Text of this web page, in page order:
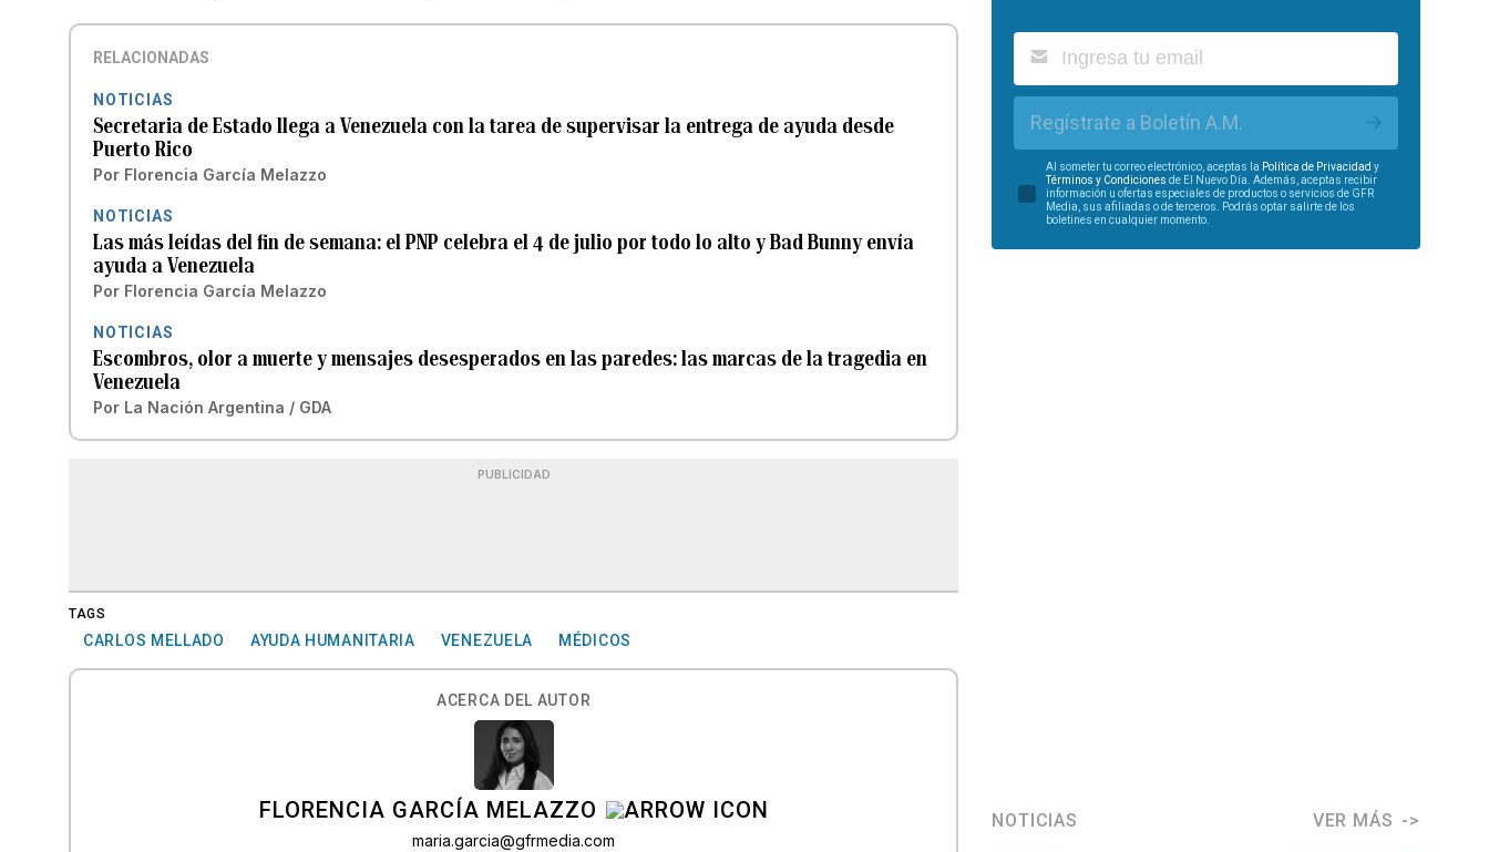
RELACIONADAS
NOTICIAS
Secretaria de Estado llega a Venezuela con la tarea de supervisar la entrega de ayuda desde
Puerto Rico
Por Florencia García Melazzo
NOTICIAS
Las más leídas del fin de semana: el PNP celebra el 4 de julio por todo lo alto y Bad Bunny envía
ayuda a Venezuela
Por Florencia García Melazzo
NOTICIAS
Escombros, olor a muerte y mensajes desesperados en las paredes: las marcas de la tragedia en
Venezuela
Por La Nación Argentina / GDA
PUBLICIDAD
TAGS
CARLOS MELLADO AYUDA HUMANITARIA VENEZUELA MÉDICOS
ACERCA DEL AUTOR
FLORENCIA GARCÍA MELAZZO
maria.garcia@gfrmedia.com
Regístrate a Boletín A.M.
Al someter tu correo electrónico, aceptas la Política de Privacidad y
Términos y Condiciones de El Nuevo Día. Además, aceptas recibir
información u ofertas especiales de productos o servicios de GFR
Media, sus afiliadas o de terceros. Podrás optar salirte de los
boletines en cualquier momento.
NOTICIAS VER MÁS